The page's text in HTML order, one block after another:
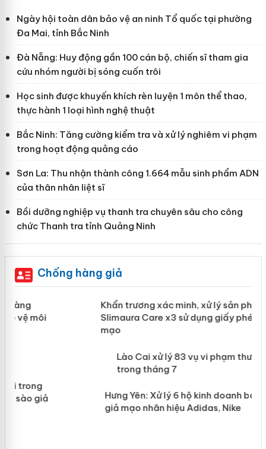
Ngày hội toàn dân bảo vệ an ninh Tổ quốc tại phường
Đa Mai, tỉnh Bắc Ninh
Đà Nẵng: Huy động gần 100 cán bộ, chiến sĩ tham gia
cứu nhóm người bị sóng cuốn trôi
Học sinh được khuyến khích rèn luyện 1 môn thể thao,
thực hành 1 loại hình nghệ thuật
Bắc Ninh: Tăng cường kiểm tra và xử lý nghiêm vi phạm
trong hoạt động quảng cáo
Sơn La: Thu nhận thành công 1.664 mẫu sinh phẩm ADN
của thân nhân liệt sĩ
Bồi dưỡng nghiệp vụ thanh tra chuyên sâu cho công
chức Thanh tra tỉnh Quảng Ninh
Chống hàng giả
Khẩn trương xác minh, xử lý sản phẩm
Slimaura Care x3 sử dụng giấy phép
giả mạo
mại trong tháng 7